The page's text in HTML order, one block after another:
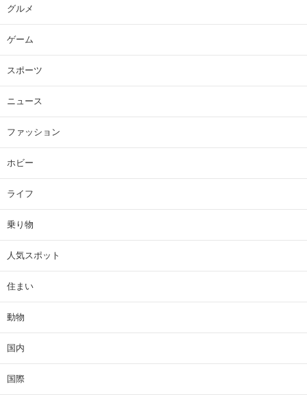
グルメ
ゲーム
スポーツ
ニュース
ファッション
ホビー
ライフ
乗り物
人気スポット
住まい
動物
国内
国際